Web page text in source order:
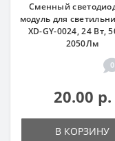
Сменный
модуль для
XD-GY-0024, 24 Вт,
2050Лм
0
20.00 р.
В КОРЗИНУ